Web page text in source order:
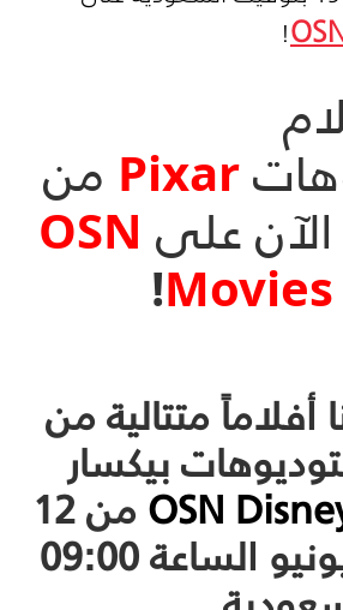
!
Pixar من
علىOSN
!
متتالية من
بيكسار
OSN من 12
وحتى 14 يونيو الساعة 09:00